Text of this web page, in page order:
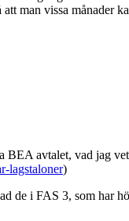
man vissa månader
avtalet, vad jag
lagstaloner)
de i FAS 3, som har